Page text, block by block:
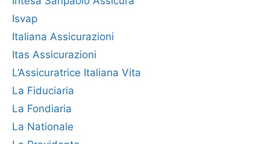
Isvap
Italiana Assicurazioni
Itas Assicurazioni
L’Assicuratrice Italiana Vita
La Fiduciaria
La Fondiaria
La Nationale